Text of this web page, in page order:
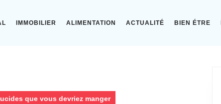
IMMOBILIER ALIMENTATION ACTUALITÉ BIEN ÉTRE
que vous devriez manger